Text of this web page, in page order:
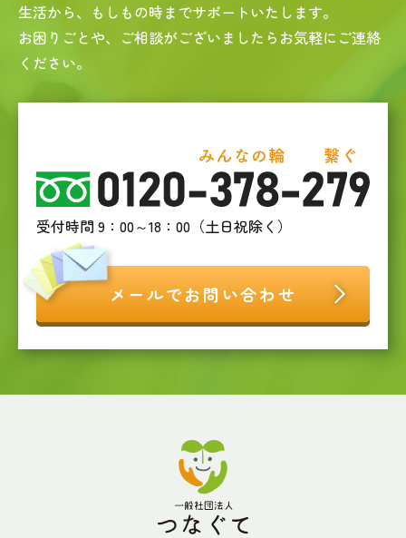
生活から、もしもの時までサポートいたします。
お困りごとや、ご相談がございましたらお気軽にご連絡
ください。
受付時間 9：00～18：00（土日祝除く）
メールでお問い合わせ